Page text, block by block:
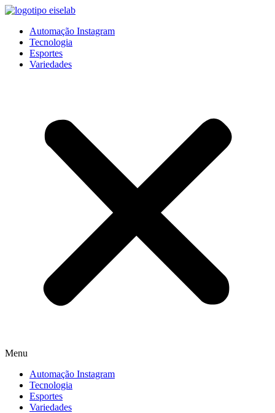
Pular
conteúdo
Automação Instagram
Tecnologia
Esportes
Variedades
Menu
Automação Instagram
Tecnologia
Esportes
Variedades